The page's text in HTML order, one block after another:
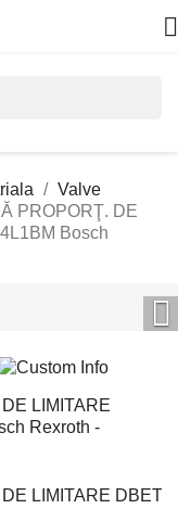

Valve
PROPORŢ. DE
Bosch
